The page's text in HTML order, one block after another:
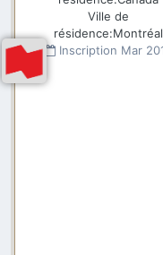
Ville de
résidence:Montréal
Inscription Mar